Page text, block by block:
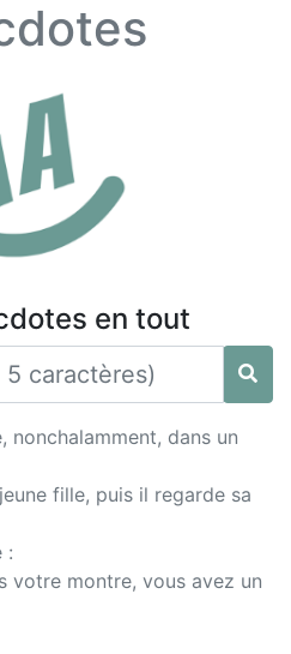
en tout
nonchalamment, dans un
fille, puis il regarde sa
:
votre montre, vous avez un